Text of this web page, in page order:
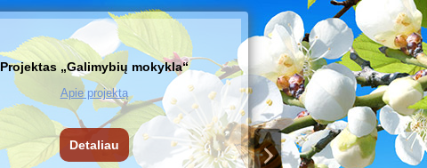
Projektas „Galimybių mokykla“
Apie projektą